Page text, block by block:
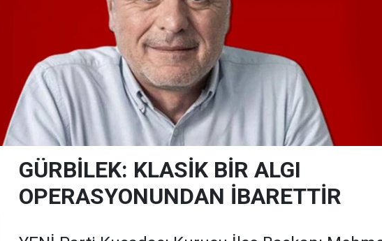
GÜRBİLEK: KLASİK BİR ALGI
OPERASYONUNDAN İBARETTİR